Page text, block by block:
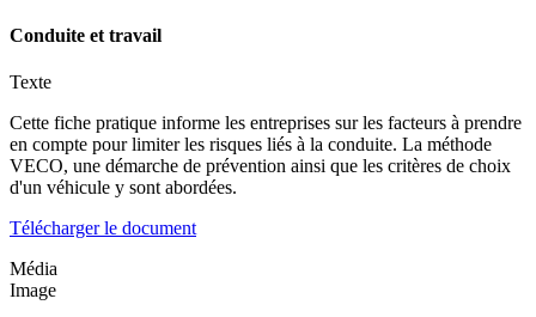
Conduite et travail
Texte
Cette fiche pratique informe les entreprises sur les facteurs à prendre
en compte pour limiter les risques liés à la conduite. La méthode
VECO, une démarche de prévention ainsi que les critères de choix
d'un véhicule y sont abordées.
Télécharger le document
Média
Image